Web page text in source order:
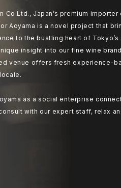
Co Ltd., Japan’s premium
Aoyama is a novel project that
to the bustling heart of Tokyo’s
insight into our fine wine
venue offers fresh experience-
as a social enterprise
with our expert staff, relax